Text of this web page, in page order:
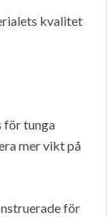
kvalitet
för tunga
mer vikt på
för